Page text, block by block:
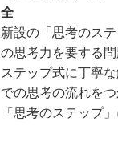
全
新設の「思考のス
の思考力を要する
ステップ式に丁寧
での思考の流れを
「思考のステップ